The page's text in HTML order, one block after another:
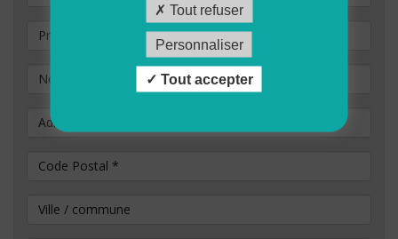
Prénom
Nom
Adresse
Code Postal *
Ville / commune
Tout refuser
Personnaliser
Tout accepter